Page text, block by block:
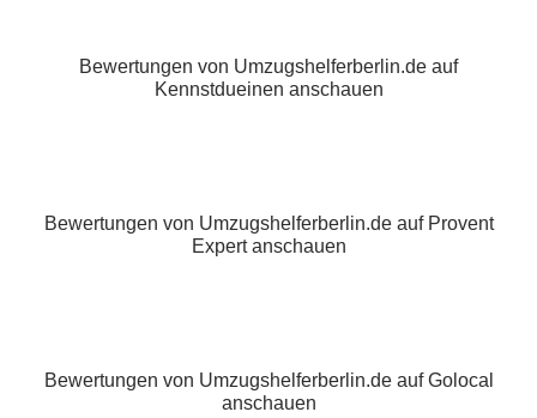
Bewertungen von Umzugshelferberlin.de auf
Kennstdueinen anschauen
Bewertungen von Umzugshelferberlin.de auf Provent
Expert anschauen
Bewertungen von Umzugshelferberlin.de auf Golocal
anschauen